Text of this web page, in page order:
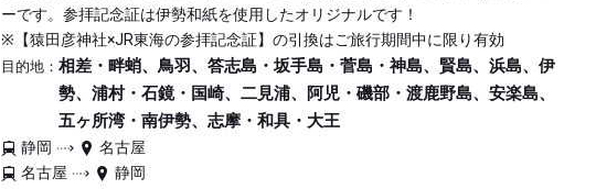
ーです。参拝記念証は伊勢和紙を使用したオリジナルです！
※【猿田彦神社×JR東海の参拝記念証】の引換はご旅行期間中に限り有効
目的地： 相差・畔蛸、鳥羽、答志島・坂手島・菅島・神島、賢島、浜島、伊
勢、浦村・石鏡・国崎、二見浦、阿児・磯部・渡鹿野島、安楽島、
五ヶ所湾・南伊勢、志摩・和具・大王
静岡
名古屋
名古屋
静岡